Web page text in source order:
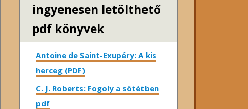
ingyenesen letölthető
pdf könyvek
Antoine de Saint-Exupéry: A kis
herceg (PDF)
C. J. Roberts: Fogoly a sötétben
pdf